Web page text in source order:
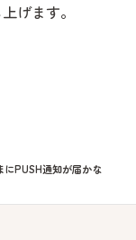
げます。
PUSH通知が届かな